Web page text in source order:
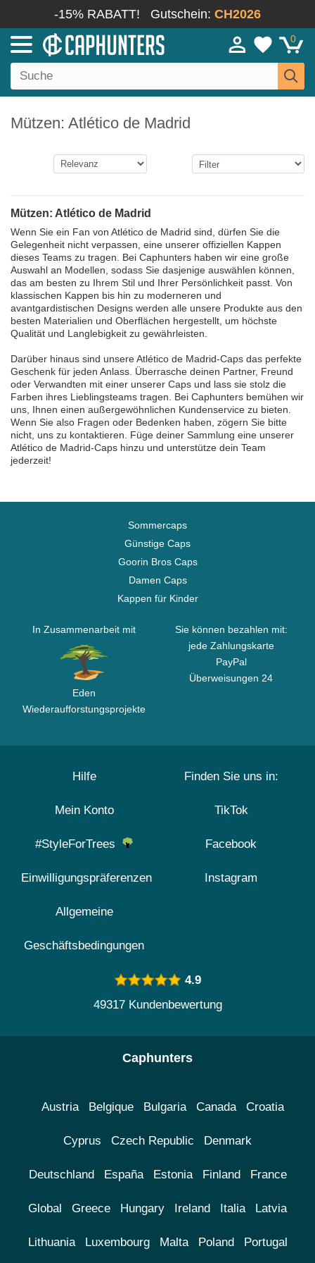
-15% RABATT! Gutschein: CH2026
0
Mützen: Atlético de Madrid
Mützen: Atlético de Madrid
Wenn Sie ein Fan von Atlético de Madrid sind, dürfen Sie die
Gelegenheit nicht verpassen, eine unserer offiziellen Kappen
dieses Teams zu tragen. Bei Caphunters haben wir eine große
Auswahl an Modellen, sodass Sie dasjenige auswählen können,
das am besten zu Ihrem Stil und Ihrer Persönlichkeit passt. Von
klassischen Kappen bis hin zu moderneren und
avantgardistischen Designs werden alle unsere Produkte aus den
besten Materialien und Oberflächen hergestellt, um höchste
Qualität und Langlebigkeit zu gewährleisten.
Darüber hinaus sind unsere Atlético de Madrid-Caps das perfekte
Geschenk für jeden Anlass. Überrasche deinen Partner, Freund
oder Verwandten mit einer unserer Caps und lass sie stolz die
Farben ihres Lieblingsteams tragen. Bei Caphunters bemühen wir
uns, Ihnen einen außergewöhnlichen Kundenservice zu bieten.
Wenn Sie also Fragen oder Bedenken haben, zögern Sie bitte
nicht, uns zu kontaktieren. Füge deiner Sammlung eine unserer
Atlético de Madrid-Caps hinzu und unterstütze dein Team
jederzeit!
Sommercaps
Günstige Caps
Goorin Bros Caps
Damen Caps
Kappen für Kinder
In Zusammenarbeit mit
Eden
Wiederaufforstungsprojekte
Sie können bezahlen mit:
jede Zahlungskarte
PayPal
Überweisungen 24
Hilfe
Mein Konto
#StyleForTrees
Einwilligungspräferenzen
Allgemeine
Geschäftsbedingungen
Finden Sie uns in:
TikTok
Facebook
Instagram
4.9
49317 Kundenbewertung
Caphunters
Austria Belgique Bulgaria Canada Croatia
Cyprus Czech Republic Denmark
Deutschland España Estonia Finland France
Global Greece Hungary Ireland Italia Latvia
Lithuania Luxembourg Malta Poland Portugal